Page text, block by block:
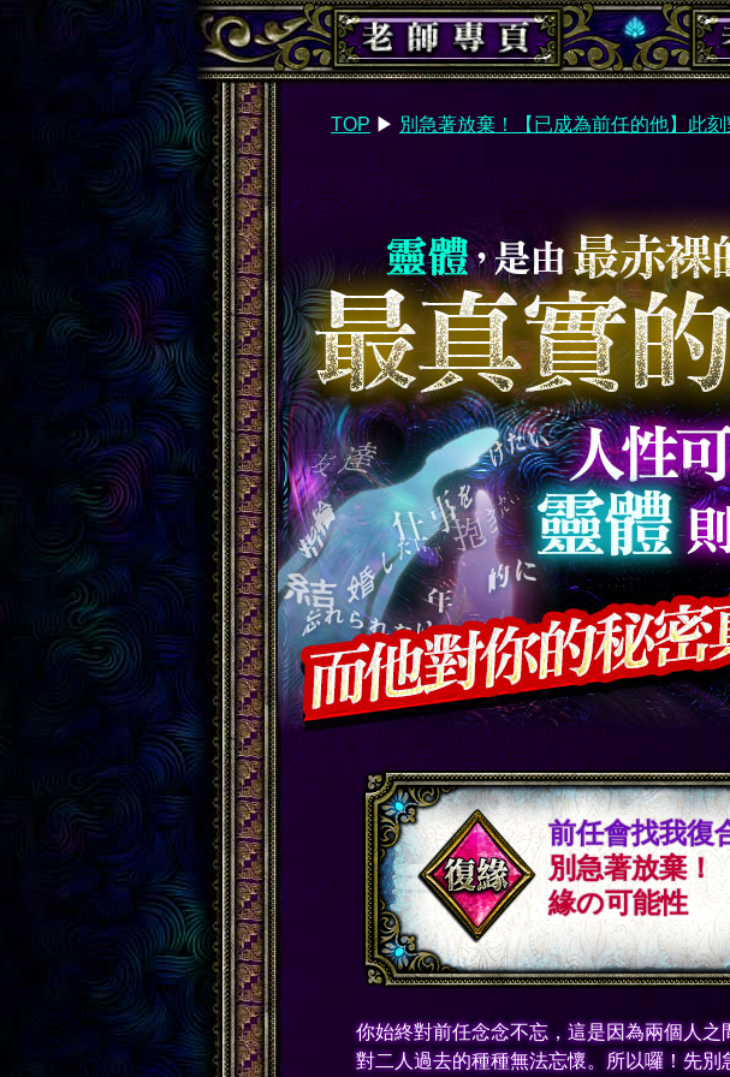
TOP ▶︎ 別急著放棄！【已成為前任的他】此
前任會找我復
別急著放棄！
緣の可能性
你始終對前任念念不忘，這是因為兩個人
對二人過去的種種無法忘懷。所以囉！先